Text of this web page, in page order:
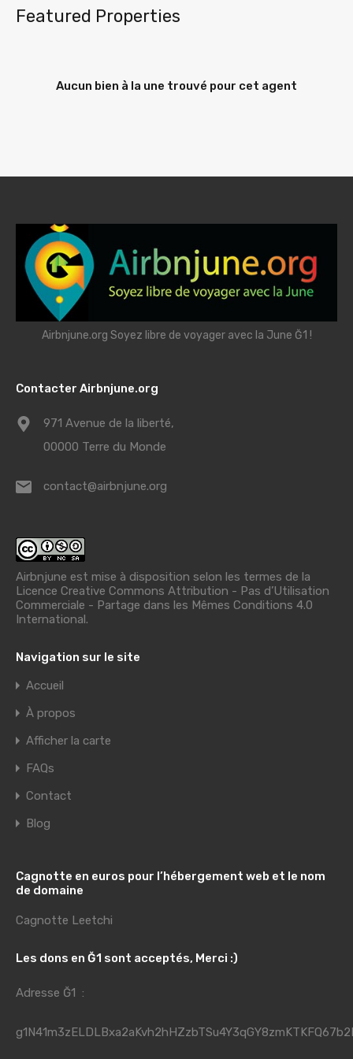
Featured Properties
Aucun bien à la une trouvé pour cet agent
Airbnjune.org Soyez libre de voyager avec la June Ğ1 !
Contacter Airbnjune.org
971 Avenue de la liberté,
00000 Terre du Monde
contact@airbnjune.org
Airbnjune est mise à disposition selon les termes de la
Licence Creative Commons Attribution - Pas d’Utilisation
Commerciale - Partage dans les Mêmes Conditions 4.0
International.
Navigation sur le site
Accueil
À propos
Afficher la carte
FAQs
Contact
Blog
Cagnotte en euros pour l’hébergement web et le nom
de domaine
Cagnotte Leetchi
Les dons en Ğ1 sont acceptés, Merci :)
Adresse Ğ1 :